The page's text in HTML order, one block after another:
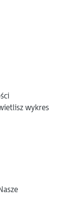
wykres